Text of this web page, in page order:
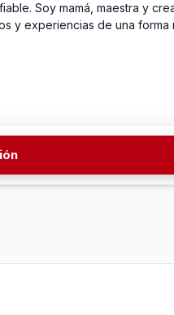
Soy mamá, maestra y
y experiencias de una forma